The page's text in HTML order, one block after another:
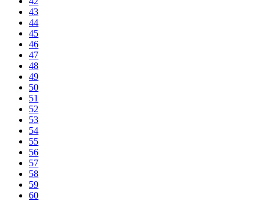
43
44
45
46
47
48
49
50
51
52
53
54
55
56
57
58
59
60